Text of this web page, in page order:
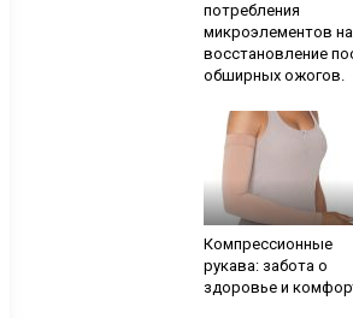
потребления
микроэлементов на
восстановление
обширных ожогов.
Компрессионные
рукава: забота о
здоровье и